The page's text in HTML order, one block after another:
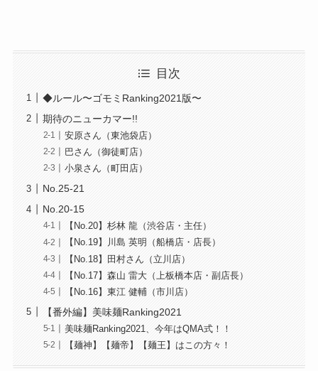
目次
◆ルール〜ゴモミRanking2021版〜
期待のニューカマー!!
安原さん（東池袋店）
巴さん（御徒町店）
小泉さん（町田店）
No.25-21
No.20-15
【No.20】杉林 龍（渋谷店・主任）
【No.19】川島 英明（船橋店・店長）
【No.18】田村さん（立川店）
【No.17】森山 雷大（上板橋本店・副店長）
【No.16】東江 健輔（市川店）
【番外編】美味麺Ranking2021
美味麺Ranking2021、今年はQMA式！！
【麺神】【麺帝】【麺王】はこの方々！